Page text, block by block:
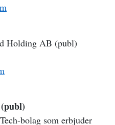
Holding AB (publ)
bolag som erbjuder